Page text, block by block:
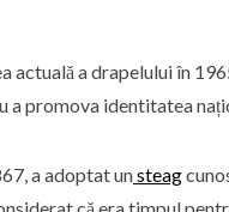
actuală a drapelului în
a promova identitatea
a adoptat unsteag